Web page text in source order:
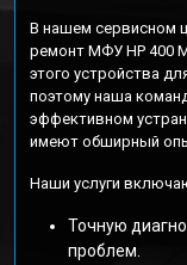
В нашем сервисном
ремонт МФУ HP 400
этого устройства
поэтому наша
эффективном
имеют обширный
Наши услуги
Точную
проблем.